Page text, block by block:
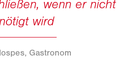
Gastronom